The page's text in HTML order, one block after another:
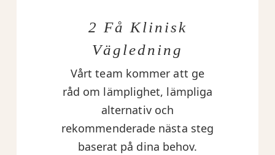
2 Få Klinisk
Vägledning
Vårt team kommer att ge
råd om lämplighet, lämpliga
alternativ och
rekommenderade nästa steg
baserat på dina behov.